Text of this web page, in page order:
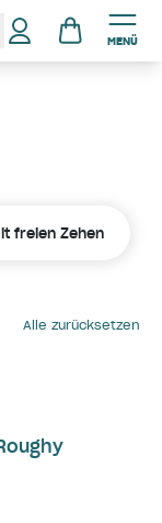
MENÜ
freien Zehen
Alle zurücksetzen